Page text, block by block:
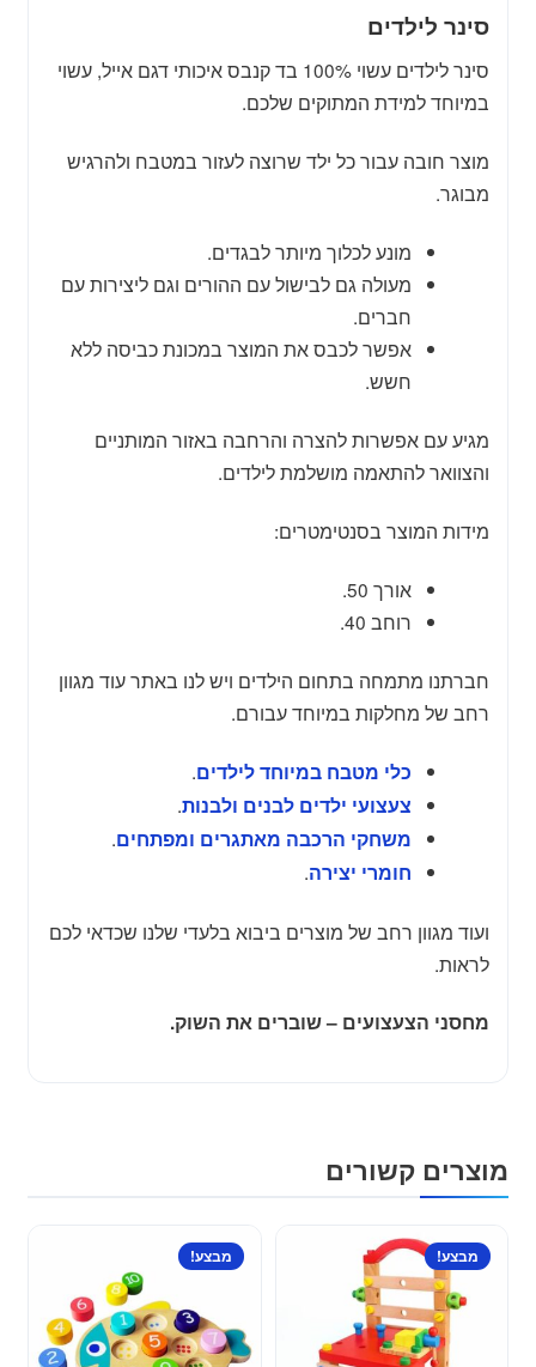
סינר לילדים
סינר לילדים
עשוי 100% בד קנבס איכותי דגם אייל, עשוי
במיוחד למידת המתוקים שלכם.
מוצר חובה עבור כל ילד שרוצה לעזור במטבח ולהרגיש
מבוגר.
מונע לכלוך מיותר לבגדים.
מעולה גם לבישול עם ההורים וגם ליצירות עם
חברים.
אפשר לכבס את המוצר במכונת כביסה ללא
חשש.
מגיע עם אפשרות להצרה והרחבה באזור המותניים
והצוואר להתאמה מושלמת לילדים.
מידות המוצר בסנטימטרים:
אורך 50.
רוחב 40.
חברתנו מתמחה בתחום הילדים ויש לנו באתר עוד מגוון
רחב של מחלקות במיוחד עבורם.
כלי מטבח במיוחד לילדים.
צעצועי ילדים לבנים ולבנות.
משחקי הרכבה מאתגרים ומפתחים.
חומרי יצירה.
ועוד מגוון רחב של מוצרים ביבוא בלעדי שלנו שכדאי לכם
לראות.
מחסני הצעצועים – שוברים את השוק.
מוצרים קשורים
מבצע! מבצע!